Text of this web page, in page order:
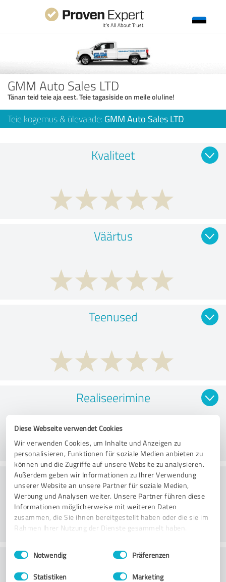
Diese Webseite verwendet Cookies
Wir verwenden Cookies, um Inhalte und Anzeigen zu
personalisieren, Funktionen für soziale Medien anbieten zu
können und die Zugriffe auf unsere Website zu analysieren.
Außerdem geben wir Informationen zu Ihrer Verwendung
unserer Website an unsere Partner für soziale Medien,
Werbung und Analysen weiter. Unsere Partner führen diese
Informationen möglicherweise mit weiteren Daten
zusammen, die Sie ihnen bereitgestellt haben oder die sie im
Rahmen Ihrer Nutzung der Dienste gesammelt haben.
Impressum Datenschutzbestimmungen
Einwilligungsauswahl
Notwendig Präferenzen
Statistiken Marketing
GMM Auto Sales LTD
Tänan teid teie aja eest. Teie tagasiside on meile oluline!
Teie kogemus & ülevaade: GMM Auto Sales LTD
Kvaliteet
Väärtus
Teenused
Realiseerimine
Konsultatsioon
Klienditeenindus